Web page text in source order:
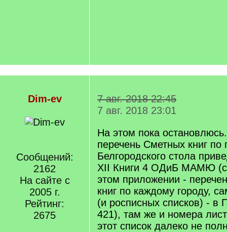
Dim-ev
Сообщений:
2162
На сайте с
2005 г.
Рейтинг:
2675
7 авг. 2018 22:45
7 авг. 2018 23:01
На этом пока
перечень Сметных книг по
Белгородского стола
XII Книги 4 ОДиБ МАМЮ
этом приложении -
книг по каждому городу,
(и росписных списков) - в
421), там же и номера
этот список далеко не